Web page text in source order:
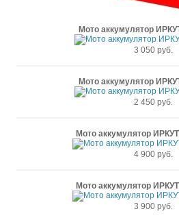
Мото аккумулятор
3 050 руб.
Мото аккумулятор
2 450 руб.
Мото аккумулятор
4 900 руб.
Мото аккумулятор
3 900 руб.